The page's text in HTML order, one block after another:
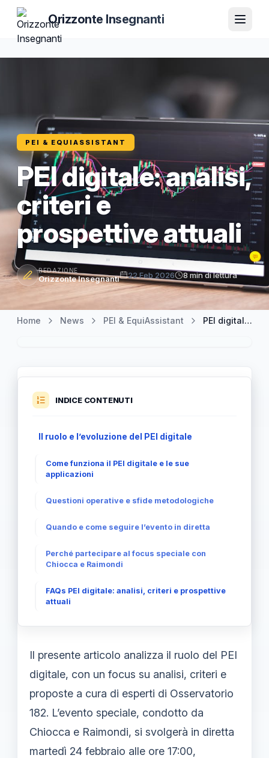
Orizzonte Insegnanti
PEI & EQUIASSISTANT
PEI digitale: analisi,
criteri e
prospettive attuali
REDAZIONE
Orizzonte Insegnanti 22 Feb 2026 8 min di lettura
Home News PEI & EquiAssistant PEI digitale: analisi, criteri e prospettive attuali
INDICE CONTENUTI
Il ruolo e l’evoluzione del PEI digitale
Come funziona il PEI digitale e le sue
applicazioni
Questioni operative e sfide metodologiche
Quando e come seguire l’evento in diretta
Perché partecipare al focus speciale con
Chiocca e Raimondi
FAQs PEI digitale: analisi, criteri e prospettive
attuali
Il presente articolo analizza il ruolo del PEI
digitale, con un focus su analisi, criteri e
proposte a cura di esperti di Osservatorio
182. L’evento speciale, condotto da
Chiocca e Raimondi, si svolgerà in diretta
martedì 24 febbraio alle ore 17:00,